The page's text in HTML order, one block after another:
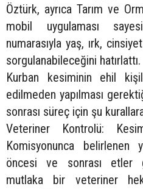
Öztürk, ayrıca Tarım ve
mobil uygulaması
numarasıyla yaş, ırk,
sorgulanabileceğini hatırlattı.
Kurban kesiminin ehil
edilmeden yapılması
sonrası süreç için şu
Veteriner Kontrolü:
Komisyonunca belirlenen
öncesi ve sonrası etler
mutlaka bir veteriner